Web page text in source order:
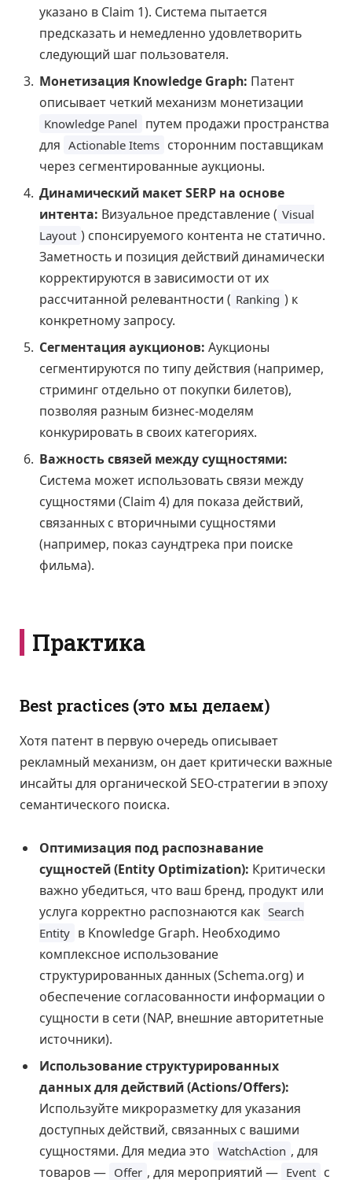
указано в Claim 1). Система пытается
предсказать и немедленно удовлетворить
следующий шаг пользователя.
Монетизация Knowledge Graph: Патент
описывает четкий механизм монетизации
Knowledge Panel путем продажи пространства
для Actionable Items сторонним поставщикам
через сегментированные аукционы.
Динамический макет SERP на основе
интента: Визуальное представление ( Visual
Layout ) спонсируемого контента не статично.
Заметность и позиция действий динамически
корректируются в зависимости от их
рассчитанной релевантности ( Ranking ) к
конкретному запросу.
Сегментация аукционов: Аукционы
сегментируются по типу действия (например,
стриминг отдельно от покупки билетов),
позволяя разным бизнес-моделям
конкурировать в своих категориях.
Важность связей между сущностями:
Система может использовать связи между
сущностями (Claim 4) для показа действий,
связанных с вторичными сущностями
(например, показ саундтрека при поиске
фильма).
Практика
Best practices (это мы делаем)
Хотя патент в первую очередь описывает
рекламный механизм, он дает критически важные
инсайты для органической SEO-стратегии в эпоху
семантического поиска.
Оптимизация под распознавание
сущностей (Entity Optimization): Критически
важно убедиться, что ваш бренд, продукт или
услуга корректно распознаются как Search
Entity в Knowledge Graph. Необходимо
комплексное использование
структурированных данных (Schema.org) и
обеспечение согласованности информации о
сущности в сети (NAP, внешние авторитетные
источники).
Использование структурированных
данных для действий (Actions/Offers):
Используйте микроразметку для указания
доступных действий, связанных с вашими
сущностями. Для медиа это WatchAction , для
товаров — Offer , для мероприятий — Event с